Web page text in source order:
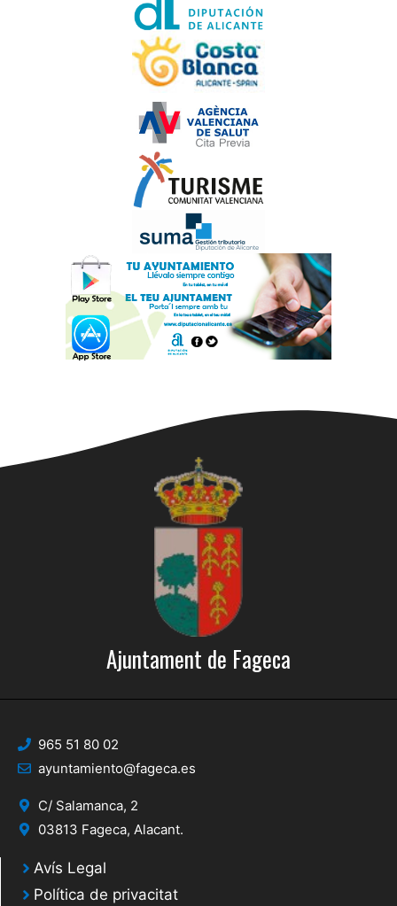
Ajuntament de Fageca
965 51 80 02
ayuntamiento@fageca.es
C/ Salamanca, 2
03813 Fageca, Alacant.
Avís Legal
Política de privacitat